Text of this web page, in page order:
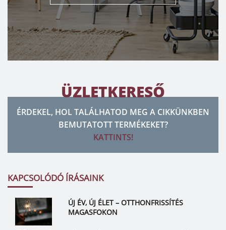
ÜZLETKERESŐ
ÉRDEKEL, HOL TALÁLHATOD MEG A CIKKÜNKBEN
BEMUTATOTT TERMÉKEKET?
KATTINTS!
KAPCSOLÓDÓ ÍRÁSAINK
ÚJ ÉV, ÚJ ÉLET – OTTHONFRISSÍTÉS
MAGASFOKON